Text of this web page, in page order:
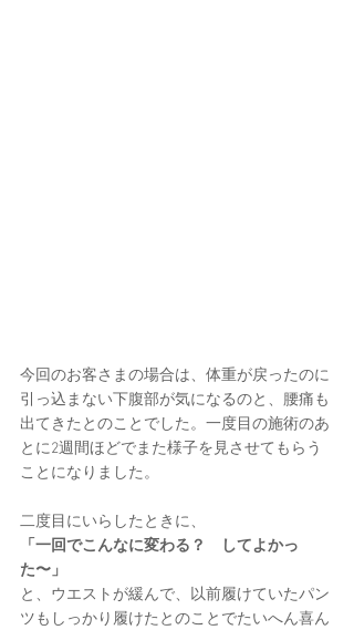
今回のお客さまの場合は、体重が戻ったのに
引っ込まない下腹部が気になるのと、腰痛も
出てきたとのことでした。一度目の施術のあ
とに2週間ほどでまた様子を見させてもらう
ことになりました。
二度目にいらしたときに、
「一回でこんなに変わる？　してよかっ
た〜」
と、ウエストが緩んで、以前履けていたパン
ツもしっかり履けたとのことでたいへん喜ん